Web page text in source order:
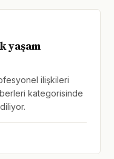
yaşam
ilişkileri
kategorisinde